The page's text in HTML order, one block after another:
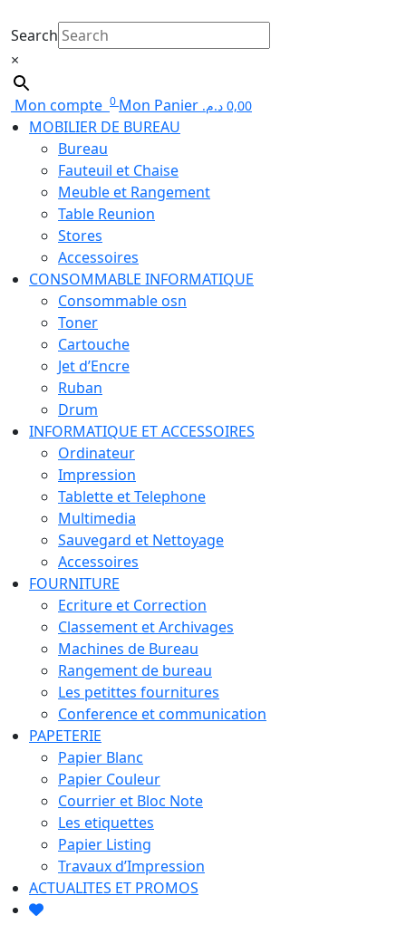
Search
×
Mon compte 0 Mon Panier 0,00 د.م.
MOBILIER DE BUREAU
Bureau
Fauteuil et Chaise
Meuble et Rangement
Table Reunion
Stores
Accessoires
CONSOMMABLE INFORMATIQUE
Consommable osn
Toner
Cartouche
Jet d’Encre
Ruban
Drum
INFORMATIQUE ET ACCESSOIRES
Ordinateur
Impression
Tablette et Telephone
Multimedia
Sauvegard et Nettoyage
Accessoires
FOURNITURE
Ecriture et Correction
Classement et Archivages
Machines de Bureau
Rangement de bureau
Les petittes fournitures
Conference et communication
PAPETERIE
Papier Blanc
Papier Couleur
Courrier et Bloc Note
Les etiquettes
Papier Listing
Travaux d’Impression
ACTUALITES ET PROMOS